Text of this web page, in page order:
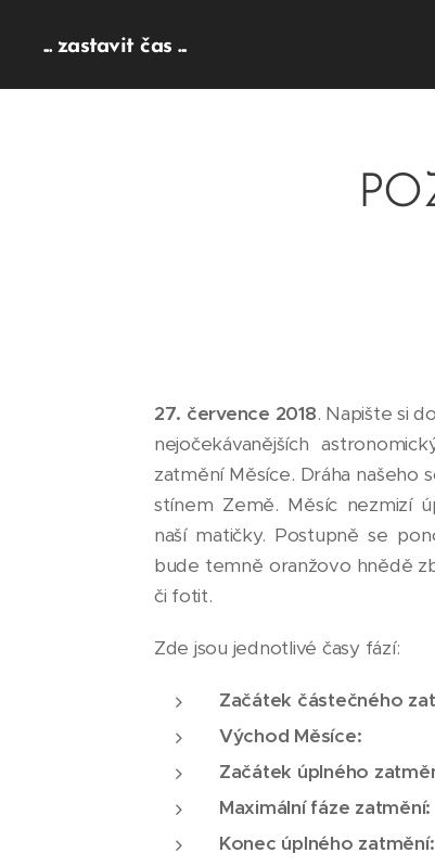
... zastavit čas ...
27. července 2018. Napište si
nejočekávanějších
zatmění Měsíce. Dráha našeho
stínem Země. Měsíc nezmizí
naší matičky. Postupně se
bude temně oranžovo hnědě
či fotit.
Zde jsou jednotlivé časy fází:
Začátek částečného
Východ
Začátek úplného
Maximální fáze
Konec úplného